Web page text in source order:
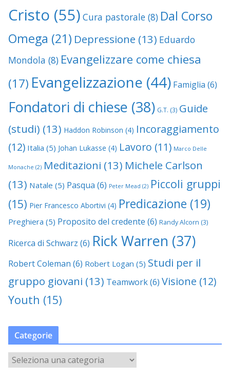
Cristo (55) Cura pastorale (8) Dal Corso
Omega (21) Depressione (13) Eduardo
Mondola (8) Evangelizzare come chiesa
(17) Evangelizzazione (44) Famiglia (6)
Fondatori di chiese (38) G.T. (3) Guide
(studi) (13) Haddon Robinson (4) Incoraggiamento
(12) Italia (5) Johan Lukasse (4) Lavoro (11) Marco Delle
Monache (2) Meditazioni (13) Michele Carlson
(13) Natale (5) Pasqua (6) Peter Mead (2) Piccoli gruppi
(15) Pier Francesco Abortivi (4) Predicazione (19)
Preghiera (5) Proposito del credente (6) Randy Alcorn (3)
Ricerca di Schwarz (6) Rick Warren (37)
Robert Coleman (6) Robert Logan (5) Studi per il
gruppo giovani (13) Teamwork(6) Visione (12)
Youth (15)
Categorie
a